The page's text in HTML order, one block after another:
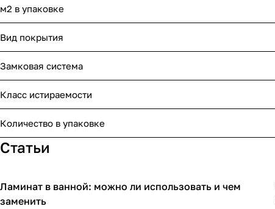
м2 в упаковке
Вид покрытия
Замковая система
Класс истираемости
Количество в упаковке
Статьи
Напольные покрытия
Ламинат в ванной: можно ли использовать и чем
заменить